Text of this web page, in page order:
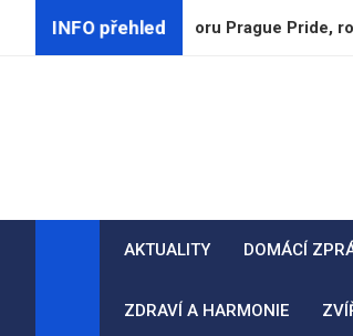
INFO přehled
podporu Prague Pride, rozpočet klesá
AKTUALITY DOMÁCÍ
ZDRAVÍ A HARMONIE